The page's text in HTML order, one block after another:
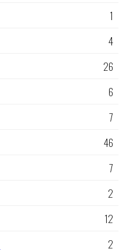
1
4
26
6
7
46
7
2
12
2